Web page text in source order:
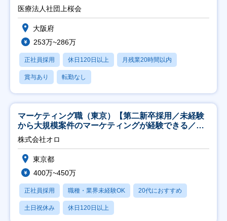
医療法人社団上桜会
大阪府
253万~286万
正社員採用 休日120日以上 月残業20時間以内
賞与あり 転勤なし
マーケティング職（東京）【第二新卒採用／未経験
から大規模案件のマーケティングが経験できる／研
修充実】
株式会社オロ
東京都
400万~450万
正社員採用 職種・業界未経験OK 20代におすすめ
土日祝休み 休日120日以上